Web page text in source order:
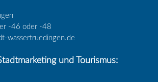
-46 oder -48
wassertruedingen.de
und Tourismus: